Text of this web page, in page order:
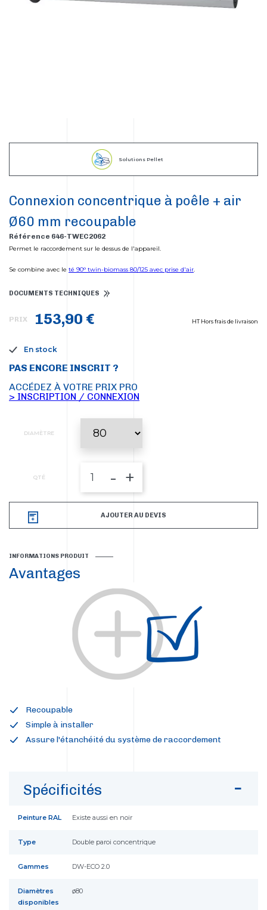
Solutions Pellet
Connexion concentrique à poêle + air
Ø60 mm recoupable
Référence 646-TWEC2062
Permet le raccordement sur le dessus de l'appareil.
Se combine avec le té 90° twin-biomass 80/125 avec prise d'air.
DOCUMENTS TECHNIQUES
PRIX 153,90 € HT Hors frais de livraison
En stock
PAS ENCORE INSCRIT ?
ACCÉDEZ À VOTRE PRIX PRO
> INSCRIPTION / CONNEXION
DIAMÈTRE
QTÉ - +
AJOUTER AU DEVIS
INFORMATIONS PRODUIT
Avantages
Recoupable
Simple à installer
Assure l'étanchéité du système de raccordement
Spécificités
Peinture RAL Existe aussi en noir
Type Double paroi concentrique
Gammes DW-ECO 2.0
Diamètres
disponibles
ø80